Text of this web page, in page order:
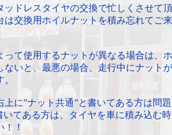
ッドレスタイヤの交換で忙しくさせて頂
は交換用ホイルナットを積み忘れてご
って使用するナットが異なる場合は、
ないと、最悪の場合、走行中にナット
上に”ナット共通”と書いてある方は問題
いてある方は、タイヤを車に積み込む
！